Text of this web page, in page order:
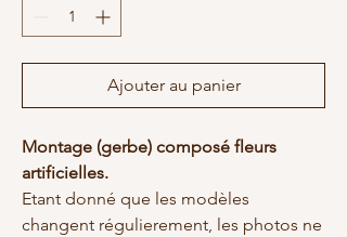
Ajouter au panier
Montage (gerbe) composé fleurs
artificielles.
Etant donné que les modèles
changent régulierement, les photos ne